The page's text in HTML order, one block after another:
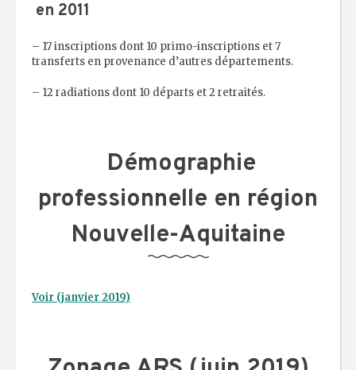
en 2011
– 17 inscriptions dont 10 primo-inscriptions et 7
transferts en provenance d’autres départements.
– 12 radiations dont 10 départs et 2 retraités.
Démographie
professionnelle en région
Nouvelle-Aquitaine
Voir (janvier 2019)